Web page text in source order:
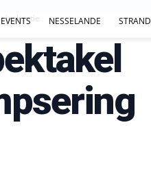
EVENTS NESSELANDE STRAND